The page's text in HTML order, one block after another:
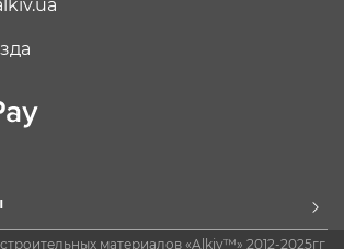
материалов «Alkiv™» 2012-2025гг